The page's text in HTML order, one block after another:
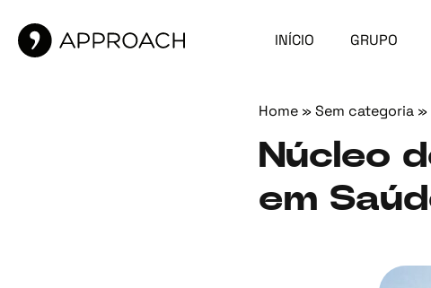
INÍCIO GRUPO
Home » Sem categoria »
Núcleo
em